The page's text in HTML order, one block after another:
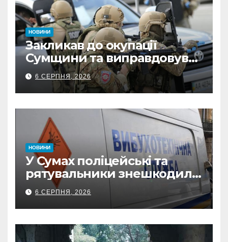
НОВИНИ
Закликав до окупації
Сумщини та виправдовував
обстріли: СБУ викрила
прокремлівського агітатора
з Охтирки
6 СЕРПНЯ, 2026
НОВИНИ
У Сумах поліцейські та
рятувальники знешкодили
500-кілограмову авіабомбу
росіян
6 СЕРПНЯ, 2026